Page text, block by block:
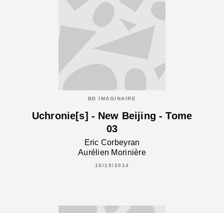
BD IMAGINAIRE
Uchronie[s] - New Beijing - Tome
03
Eric Corbeyran
Aurélien Morinière
15/10/2014